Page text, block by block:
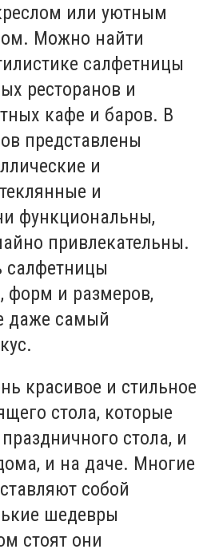
или уютным
Можно найти
салфетницы
ресторанов и
кафе и баров. В
представлены
и
и
функциональны,
привлекательны.
салфетницы
форм и размеров,
даже самый
красивое и стильное
стола, которые
стола, и
и на даче. Многие
собой
шедевры
стоят они